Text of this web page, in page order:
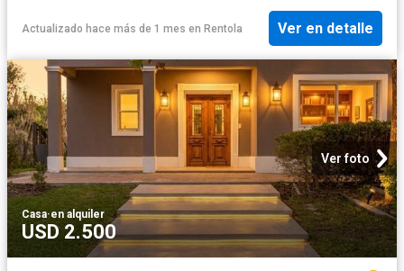
Actualizado hace más de 1 mes en Rentola Ver en detalle
Ver foto
Casa·en alquiler
USD 2.500